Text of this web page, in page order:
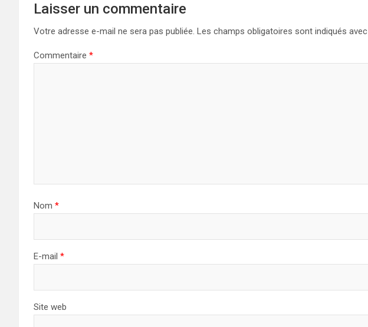
Laisser un commentaire
Votre adresse e-mail ne sera pas publiée. Les champs obligatoires sont indiqués avec
Commentaire *
Nom *
E-mail *
Site web